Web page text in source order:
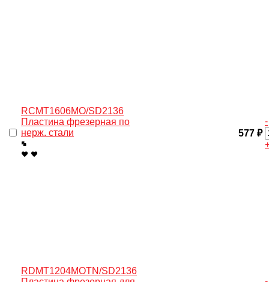
RCMT1606MO/SD2136
Пластина фрезерная по
нерж. стали
577 ₽
-
RDMT1204MOTN/SD2136